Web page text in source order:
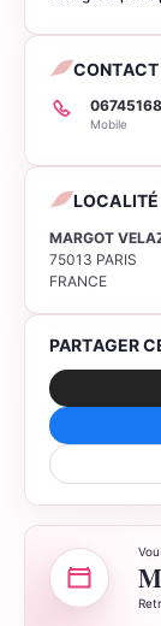
LOCALITÉ
MARGOT
75013 PARIS
FRANCE
CONTACT
Mobile
PARTAGER